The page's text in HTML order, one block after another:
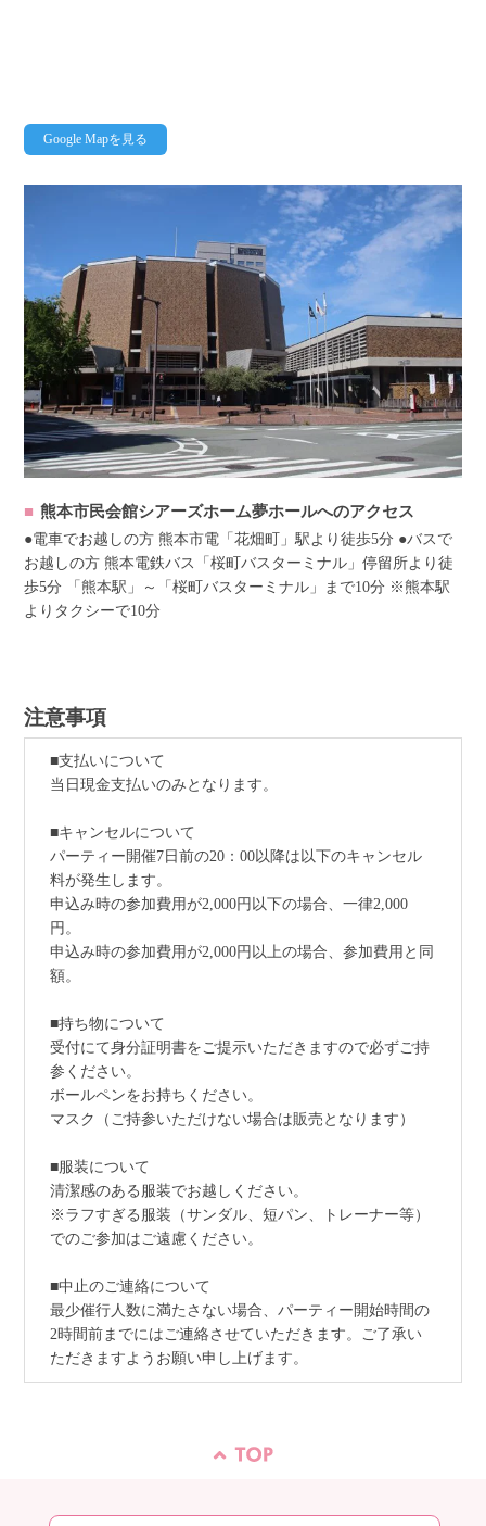
Google Mapを見る
熊本市民会館シアーズホーム夢ホールへのアクセス
●電車でお越しの方 熊本市電「花畑町」駅より徒歩5分 ●バスで
お越しの方 熊本電鉄バス「桜町バスターミナル」停留所より徒
歩5分 「熊本駅」～「桜町バスターミナル」まで10分 ※熊本駅
よりタクシーで10分
注意事項
■支払いについて
当日現金支払いのみとなります。
■キャンセルについて
パーティー開催7日前の20：00以降は以下のキャンセル
料が発生します。
申込み時の参加費用が2,000円以下の場合、一律2,000
円。
申込み時の参加費用が2,000円以上の場合、参加費用と同
額。
■持ち物について
受付にて身分証明書をご提示いただきますので必ずご持
参ください。
ボールペンをお持ちください。
マスク（ご持参いただけない場合は販売となります）
■服装について
清潔感のある服装でお越しください。
※ラフすぎる服装（サンダル、短パン、トレーナー等）
でのご参加はご遠慮ください。
■中止のご連絡について
最少催行人数に満たさない場合、パーティー開始時間の
2時間前までにはご連絡させていただきます。ご了承い
ただきますようお願い申し上げます。